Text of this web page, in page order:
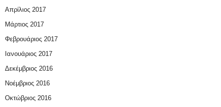
Απρίλιος 2017
Μάρτιος 2017
Φεβρουάριος 2017
Ιανουάριος 2017
Δεκέμβριος 2016
Νοέμβριος 2016
Οκτώβριος 2016